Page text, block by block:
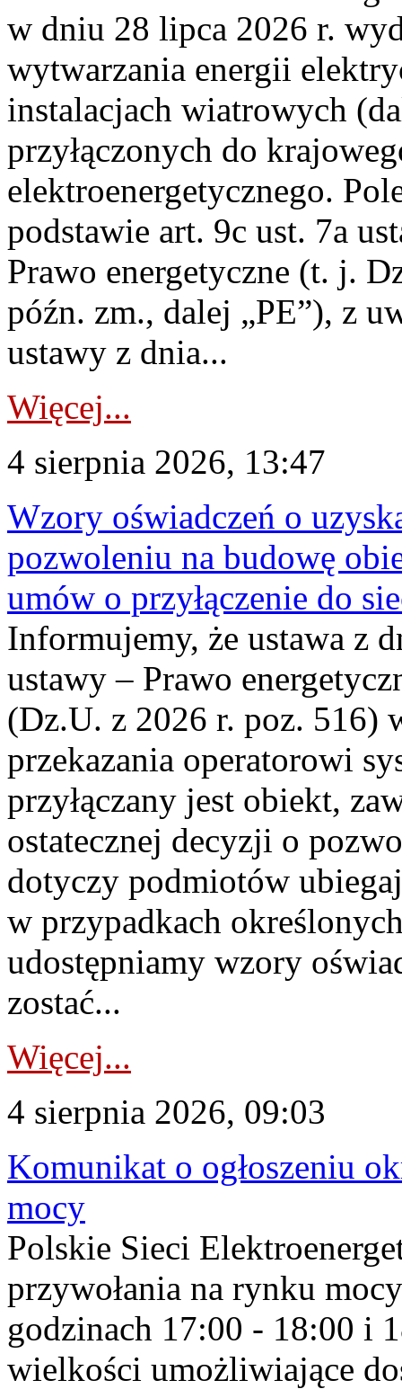
w dniu 28 lipca 2026 r.
wytwarzania energii
instalacjach wiatrowych
przyłączonych do
elektroenergetycznego.
podstawie art. 9c ust. 7a
Prawo energetyczne (t. j.
późn. zm., dalej „PE”), z
ustawy z dnia...
Więcej...
4 sierpnia 2026, 13:47
Wzory oświadczeń o
pozwoleniu na budowę
umów o przyłączenie do
Informujemy, że ustawa z
ustawy – Prawo
(Dz.U. z 2026 r. poz. 516)
przekazania operatorowi
przyłączany jest obiekt,
ostatecznej decyzji o
dotyczy podmiotów
w przypadkach
udostępniamy wzory
zostać...
Więcej...
4 sierpnia 2026, 09:03
Komunikat o ogłoszeniu
mocy
Polskie Sieci
przywołania na rynku
godzinach 17:00 - 18:00 i
wielkości umożliwiające